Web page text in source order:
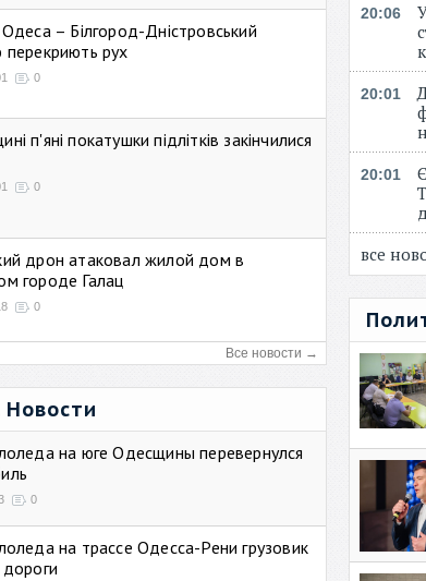
– Білгород-Дністровський
перекриють рух
0
п'яні покатушки підлітків закінчилися
0
дрон атаковал жилой дом в
городе Галац
0
Все новости →
Новости
на юге Одесщины перевернулся
0
на трассе Одесса-Рени грузовик
20:06
20:01
20:01
все